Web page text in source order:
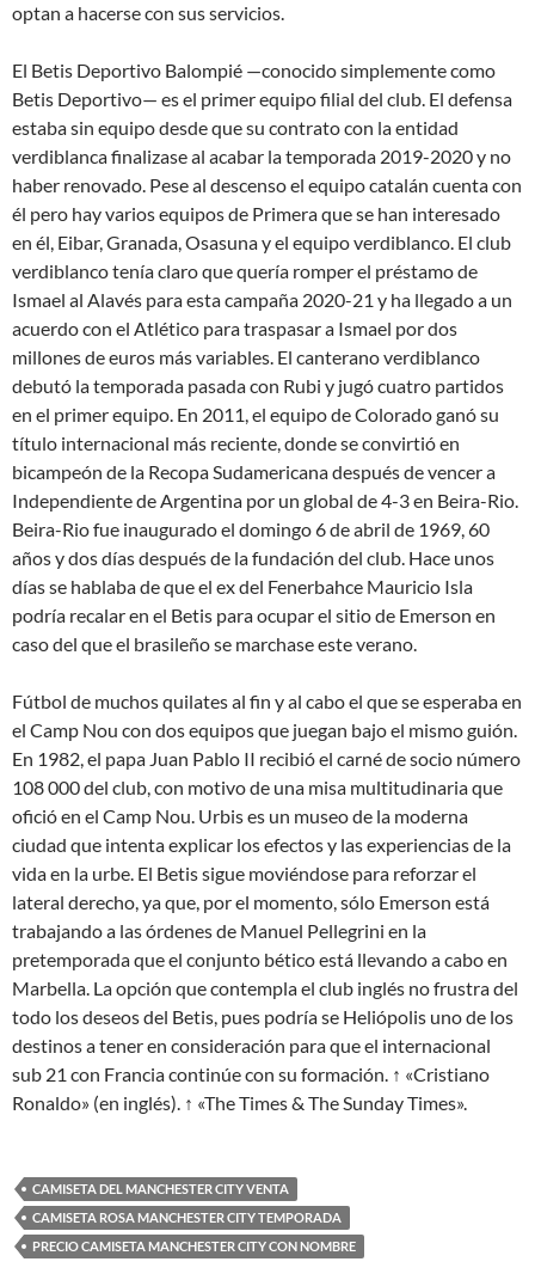
optan a hacerse con sus servicios.
El Betis Deportivo Balompié —conocido simplemente como
Betis Deportivo— es el primer equipo filial del club. El defensa
estaba sin equipo desde que su contrato con la entidad
verdiblanca finalizase al acabar la temporada 2019-2020 y no
haber renovado. Pese al descenso el equipo catalán cuenta con
él pero hay varios equipos de Primera que se han interesado
en él, Eibar, Granada, Osasuna y el equipo verdiblanco. El club
verdiblanco tenía claro que quería romper el préstamo de
Ismael al Alavés para esta campaña 2020-21 y ha llegado a un
acuerdo con el Atlético para traspasar a Ismael por dos
millones de euros más variables. El canterano verdiblanco
debutó la temporada pasada con Rubi y jugó cuatro partidos
en el primer equipo. En 2011, el equipo de Colorado ganó su
título internacional más reciente, donde se convirtió en
bicampeón de la Recopa Sudamericana después de vencer a
Independiente de Argentina por un global de 4-3 en Beira-Rio.
Beira-Rio fue inaugurado el domingo 6 de abril de 1969, 60
años y dos días después de la fundación del club. Hace unos
días se hablaba de que el ex del Fenerbahce Mauricio Isla
podría recalar en el Betis para ocupar el sitio de Emerson en
caso del que el brasileño se marchase este verano.
Fútbol de muchos quilates al fin y al cabo el que se esperaba en
el Camp Nou con dos equipos que juegan bajo el mismo guión.
En 1982, el papa Juan Pablo II recibió el carné de socio número
108 000 del club, con motivo de una misa multitudinaria que
ofició en el Camp Nou. Urbis es un museo de la moderna
ciudad que intenta explicar los efectos y las experiencias de la
vida en la urbe. El Betis sigue moviéndose para reforzar el
lateral derecho, ya que, por el momento, sólo Emerson está
trabajando a las órdenes de Manuel Pellegrini en la
pretemporada que el conjunto bético está llevando a cabo en
Marbella. La opción que contempla el club inglés no frustra del
todo los deseos del Betis, pues podría se Heliópolis uno de los
destinos a tener en consideración para que el internacional
sub 21 con Francia continúe con su formación. ↑ «Cristiano
Ronaldo» (en inglés). ↑ «The Times & The Sunday Times».
CAMISETA DEL MANCHESTER CITY VENTA
CAMISETA ROSA MANCHESTER CITY TEMPORADA
PRECIO CAMISETA MANCHESTER CITY CON NOMBRE